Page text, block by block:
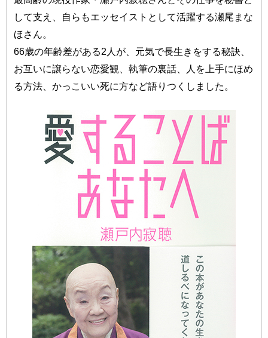
して支え、自らもエッセイストとして活躍する瀬尾まな
ほさん。
66歳の年齢差がある2人が、元気で長生きをする秘訣、
お互いに譲らない恋愛観、執筆の裏話、人を上手にほめ
る方法、かっこいい死に方など語りつくしました。